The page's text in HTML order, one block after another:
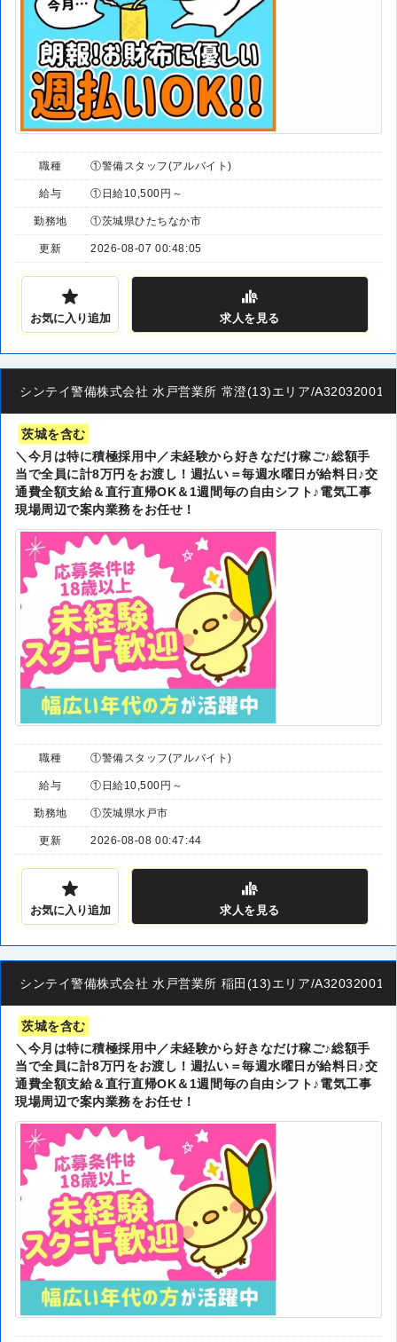
職種 ①警備スタッフ(アルバイト)
給与 ①日給10,500円～
勤務地 ①茨城県ひたちなか市
更新 2026-08-07 00:48:05
お気に入り追加 求人 を見る
シンテイ警備株式会社 水戸営業所 常澄(13)エリア/
茨城を含む
＼今月は特に積極採用中／未経験から好きなだけ稼ご♪総額手
当で全員に計8万円をお渡し！週払い＝毎週水曜日が給料日♪交
通費全額支給＆直行直帰OK＆1週間毎の自由シフト♪電気工事
現場周辺で案内業務をお任せ！
職種 ①警備スタッフ(アルバイト)
給与 ①日給10,500円～
勤務地 ①茨城県水戸市
更新 2026-08-08 00:47:44
お気に入り追加 求人 を見る
シンテイ警備株式会社 水戸営業所 稲田(13)エリア/
茨城を含む
＼今月は特に積極採用中／未経験から好きなだけ稼ご♪総額手
当で全員に計8万円をお渡し！週払い＝毎週水曜日が給料日♪交
通費全額支給＆直行直帰OK＆1週間毎の自由シフト♪電気工事
現場周辺で案内業務をお任せ！